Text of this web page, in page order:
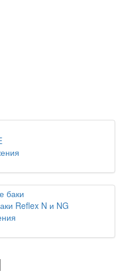
Reflex N и NG